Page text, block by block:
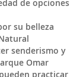
de opciones
su belleza
senderismo y
Omar
practicar